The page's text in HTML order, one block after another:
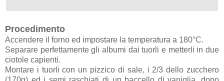
Procedimento
Accendere il forno ed impostare la temperatura a 180°C.
Separare perfettamente gli albumi dai tuorli e metterli in due
ciotole capienti.
Montare i tuorli con un pizzico di sale, i 2/3 dello zucchero